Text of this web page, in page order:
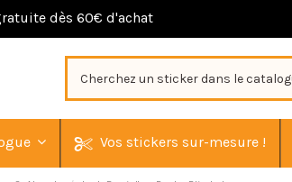
dès 60€ d'achat
Vos stickers sur-mesure !